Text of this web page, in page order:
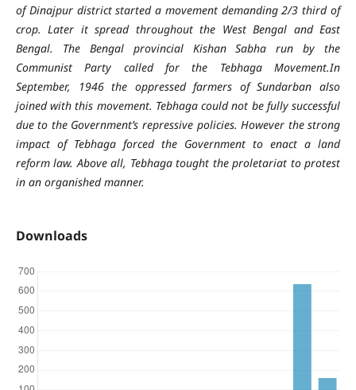
of Dinajpur district started a movement demanding 2/3 third of
crop. Later it spread throughout the West Bengal and East
Bengal. The Bengal provincial Kishan Sabha run by the
Communist Party called for the Tebhaga Movement.In
September, 1946 the oppressed farmers of Sundarban also
joined with this movement. Tebhaga could not be fully successful
due to the Government’s repressive policies. However the strong
impact of Tebhaga forced the Government to enact a land
reform law. Above all, Tebhaga tought the proletariat to protest
in an organished manner.
Downloads